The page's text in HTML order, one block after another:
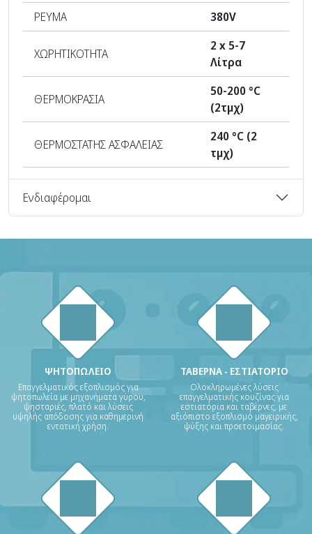
ΡΕΥΜΑ 380V
ΧΩΡΗΤΙΚΟΤΗΤΑ
2 x 5-7
Λίτρα
ΘΕΡΜΟΚΡΑΣΙΑ
50-200 °C
(2τμχ)
ΘΕΡΜΟΣΤΑΤΗΣ ΑΣΦΑΛΕΙΑΣ
240 °C (2
τμχ)
Ενδιαφέρομαι
ΨΗΤΟΠΩΛΕΙΟ
Επαγγελματικός εξοπλισμός για
ψητοπωλεία με μηχανήματα γύρου,
ψησταριές, πλατό και λύσεις
υψηλής απόδοσης για καθημερινή
εντατική χρήση.
ΤΑΒΕΡΝΑ - ΕΣΤΙΑΤΟΡΙΟ
Ολοκληρωμένες λύσεις
επαγγελματικής κουζίνας για
εστιατόρια και ταβέρνες, με
αξιόπιστο εξοπλισμό μαγειρικής,
ψύξης και προετοιμασίας.